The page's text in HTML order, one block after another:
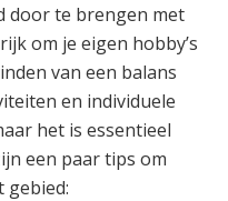
door te brengen met
om je eigen hobby’s
van een balans
en individuele
het is essentieel
een paar tips om
gebied: